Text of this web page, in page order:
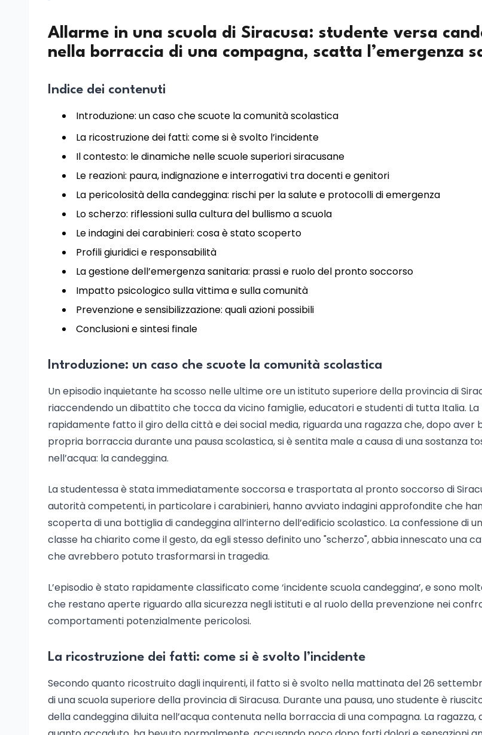
Allarme in una scuola di Siracusa: studente versa
nella borraccia di una compagna, scatta l’emergenza
Indice dei contenuti
Introduzione: un caso che scuote la comunità scolastica
La ricostruzione dei fatti: come si è svolto l’incidente
Il contesto: le dinamiche nelle scuole superiori siracusane
Le reazioni: paura, indignazione e interrogativi tra docenti e genitori
La pericolosità della candeggina: rischi per la salute e protocolli di emergenza
Lo scherzo: riflessioni sulla cultura del bullismo a scuola
Le indagini dei carabinieri: cosa è stato scoperto
Profili giuridici e responsabilità
La gestione dell’emergenza sanitaria: prassi e ruolo del pronto soccorso
Impatto psicologico sulla vittima e sulla comunità
Prevenzione e sensibilizzazione: quali azioni possibili
Conclusioni e sintesi finale
Introduzione: un caso che scuote la comunità scolastica
Un episodio inquietante ha scosso nelle ultime ore un istituto superiore della provincia di
riaccendendo un dibattito che tocca da vicino famiglie, educatori e studenti di tutta Italia. La
rapidamente fatto il giro della città e dei social media, riguarda una ragazza che, dopo aver
propria borraccia durante una pausa scolastica, si è sentita male a causa di una sostanza
nell’acqua: la candeggina.
La studentessa è stata immediatamente soccorsa e trasportata al pronto soccorso di
autorità competenti, in particolare i carabinieri, hanno avviato indagini approfondite che
scoperta di una bottiglia di candeggina all’interno dell’edificio scolastico. La confessione di
classe ha chiarito come il gesto, da egli stesso definito uno "scherzo", abbia innescato una
che avrebbero potuto trasformarsi in tragedia.
L’episodio è stato rapidamente classificato come ‘incidente scuola candeggina’, e sono
che restano aperte riguardo alla sicurezza negli istituti e al ruolo della prevenzione nei
comportamenti potenzialmente pericolosi.
La ricostruzione dei fatti: come si è svolto l’incidente
Secondo quanto ricostruito dagli inquirenti, il fatto si è svolto nella mattinata del 26
di una scuola superiore della provincia di Siracusa. Durante una pausa, uno studente è
della candeggina diluita nell’acqua contenuta nella borraccia di una compagna. La ragazza,